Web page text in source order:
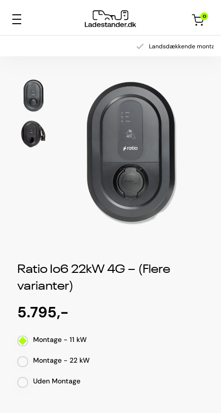
0
Landsdækkende montage
Ratio Io6 22kW 4G – (Flere
varianter)
5.795,-
Montage - 11 kW
Montage - 22 kW
Uden Montage